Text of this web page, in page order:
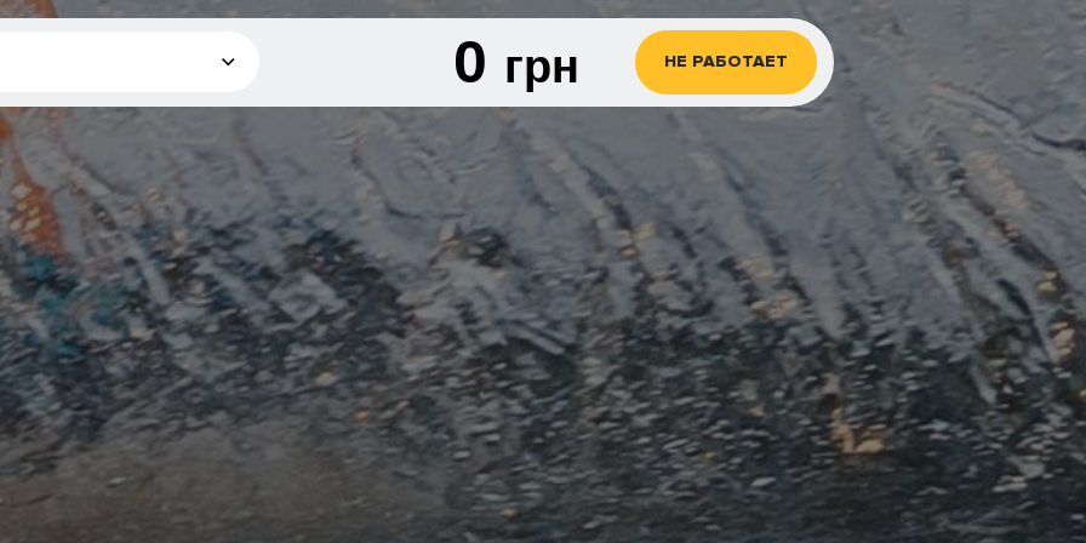
грн
грн
0 грн НЕ РАБОТАЕТ